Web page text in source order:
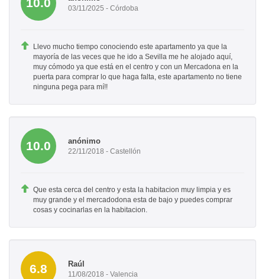
10.0 03/11/2025 - Córdoba
Llevo mucho tiempo conociendo este apartamento ya que la
mayoría de las veces que he ido a Sevilla me he alojado aquí,
muy cómodo ya que está en el centro y con un Mercadona en la
puerta para comprar lo que haga falta, este apartamento no tiene
ninguna pega para mí!!
10.0 anónimo
22/11/2018 - Castellón
Que esta cerca del centro y esta la habitacion muy limpia y es
muy grande y el mercadodona esta de bajo y puedes comprar
cosas y cocinarlas en la habitacion.
6.8 Raúl
11/08/2018 - Valencia